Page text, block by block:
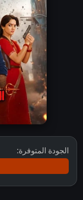
الجودة المتوفرة: